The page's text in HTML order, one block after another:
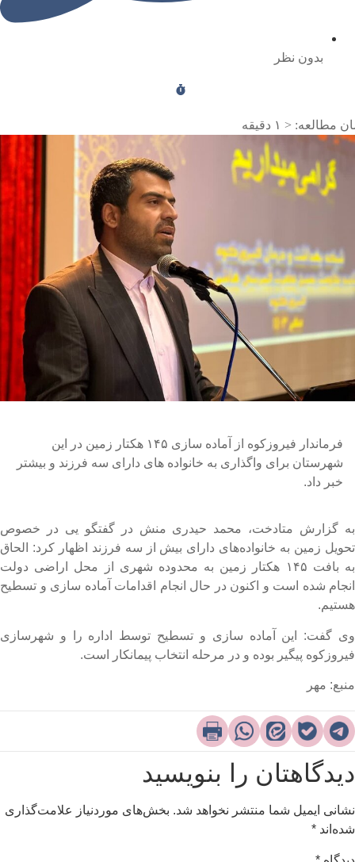
بدون نظر
مطالعه: < ۱ دقیقه
فرماندار فیروزکوه از آماده سازی ۱۴۵ هکتار زمین در این
شهرستان برای واگذاری به خانواده های دارای سه فرزند و بیشتر
خبر داد.
گزارش متادخت، محمد حیدری منش در گفتگو یی در خصوص
زمین به خانواده‌های دارای بیش از سه فرزند اظهار کرد: الحاق
به بافت ۱۴۵ هکتار زمین به محدوده شهری از محل اراضی دولت
شده است و اکنون در حال انجام اقدامات آماده سازی و تسطیح
گفت: این آماده سازی و تسطیح توسط اداره را و شهرسازی
پیگیر بوده و در مرحله انتخاب پیمانکار است.​
مهر
را بنویسید
ایمیل شما منتشر نخواهد شد. بخش‌های موردنیاز علامت‌گذاری
*